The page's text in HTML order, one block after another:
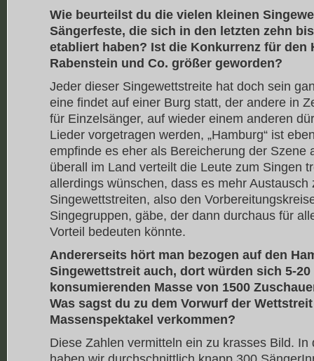
Wie beurteilst du die vielen kleinen
Sängerfeste, die sich in den letzten zehn
etabliert haben? Ist die Konkurrenz für den
Rabenstein und Co. größer geworden?
Jeder dieser Singewettstreite hat doch sein
eine findet auf einer Burg statt, der andere in
für Einzelsänger, auf wieder einem anderen
Lieder vorgetragen werden, „Hamburg“ ist
empfinde es eher als Bereicherung der Szene
überall im Land verteilt die Leute zum Singen
allerdings wünschen, dass es mehr Austausch
Singewettstreiten, also den
Singegruppen, gäbe, der dann durchaus für
Vorteil bedeuten könnte.
Andererseits hört man bezogen auf den
Singewettstreit auch, dort würden sich 5-20
konsumierenden Masse von 1500
Was sagst du zu dem Vorwurf der
Massenspektakel verkommen?
Diese Zahlen vermitteln ein zu krasses Bild. In